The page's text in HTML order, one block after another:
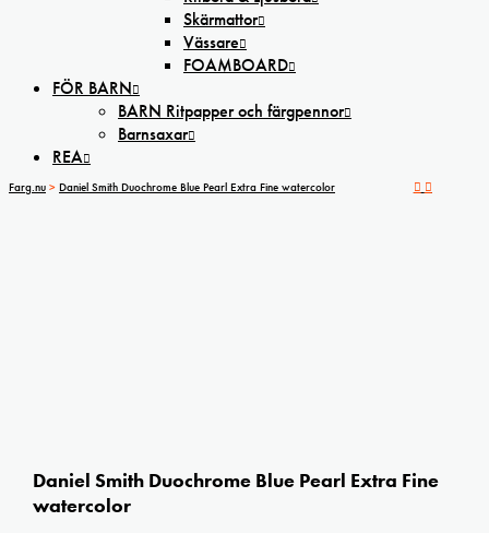
Skärmattor
Vässare
FOAMBOARD
FÖR BARN
BARN Ritpapper och färgpennor
Barnsaxar
REA
Farg.nu > Daniel Smith Duochrome Blue Pearl Extra Fine watercolor
Daniel Smith Duochrome Blue Pearl Extra Fine
watercolor